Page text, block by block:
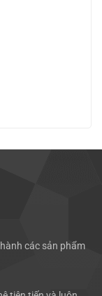
các sản phẩm